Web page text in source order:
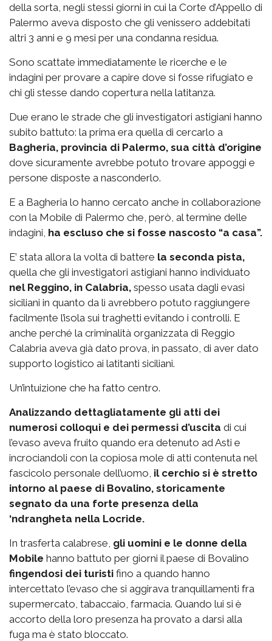
della sorta, negli stessi giorni in cui la Corte d’Appello di
Palermo aveva disposto che gli venissero addebitati
altri 3 anni e 9 mesi per una condanna residua.
Sono scattate immediatamente le ricerche e le
indagini per provare a capire dove si fosse rifugiato e
chi gli stesse dando copertura nella latitanza.
Due erano le strade che gli investigatori astigiani hanno
subito battuto: la prima era quella di cercarlo a
Bagheria, provincia di Palermo, sua città d’origine
dove sicuramente avrebbe potuto trovare appoggi e
persone disposte a nasconderlo.
E a Bagheria lo hanno cercato anche in collaborazione
con la Mobile di Palermo che, però, al termine delle
indagini, ha escluso che si fosse nascosto “a casa”.
E’ stata allora la volta di battere la seconda pista,
quella che gli investigatori astigiani hanno individuato
nel Reggino, in Calabria, spesso usata dagli evasi
siciliani in quanto da lì avrebbero potuto raggiungere
facilmente l’isola sui traghetti evitando i controlli. E
anche perché la criminalità organizzata di Reggio
Calabria aveva già dato prova, in passato, di aver dato
supporto logistico ai latitanti siciliani.
Un’intuizione che ha fatto centro.
Analizzando dettagliatamente gli atti dei
numerosi colloqui e dei permessi d’uscita di cui
l’evaso aveva fruito quando era detenuto ad Asti e
incrociandoli con la copiosa mole di atti contenuta nel
fascicolo personale dell’uomo, il cerchio si è stretto
intorno al paese di Bovalino, storicamente
segnato da una forte presenza della
‘ndrangheta nella Locride.
In trasferta calabrese, gli uomini e le donne della
Mobile hanno battuto per giorni il paese di Bovalino
fingendosi dei turisti fino a quando hanno
intercettato l’evaso che si aggirava tranquillamenti fra
supermercato, tabaccaio, farmacia. Quando lui si è
accorto della loro presenza ha provato a darsi alla
fuga ma è stato bloccato.